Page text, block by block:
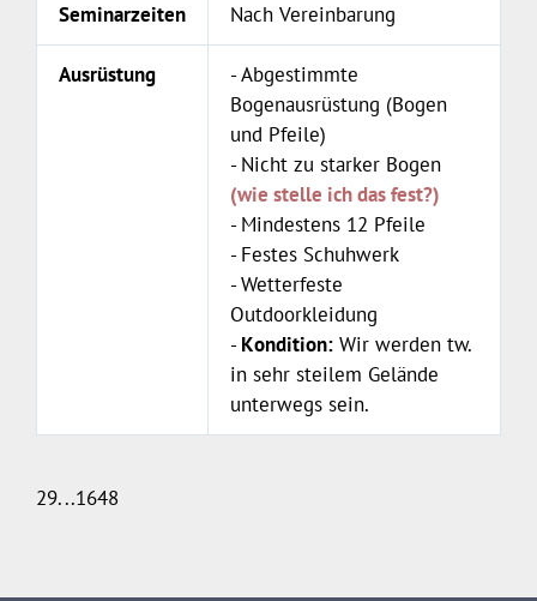
Seminarzeiten Nach Vereinbarung
Ausrüstung
- Abgestimmte
Bogenausrüstung (Bogen
und Pfeile)
- Nicht zu starker Bogen
(wie stelle ich das fest?)
- Mindestens 12 Pfeile
- Festes Schuhwerk
- Wetterfeste
Outdoorkleidung
-Kondition: Wir werden tw.
in sehr steilem Gelände
unterwegs sein.
29...1648